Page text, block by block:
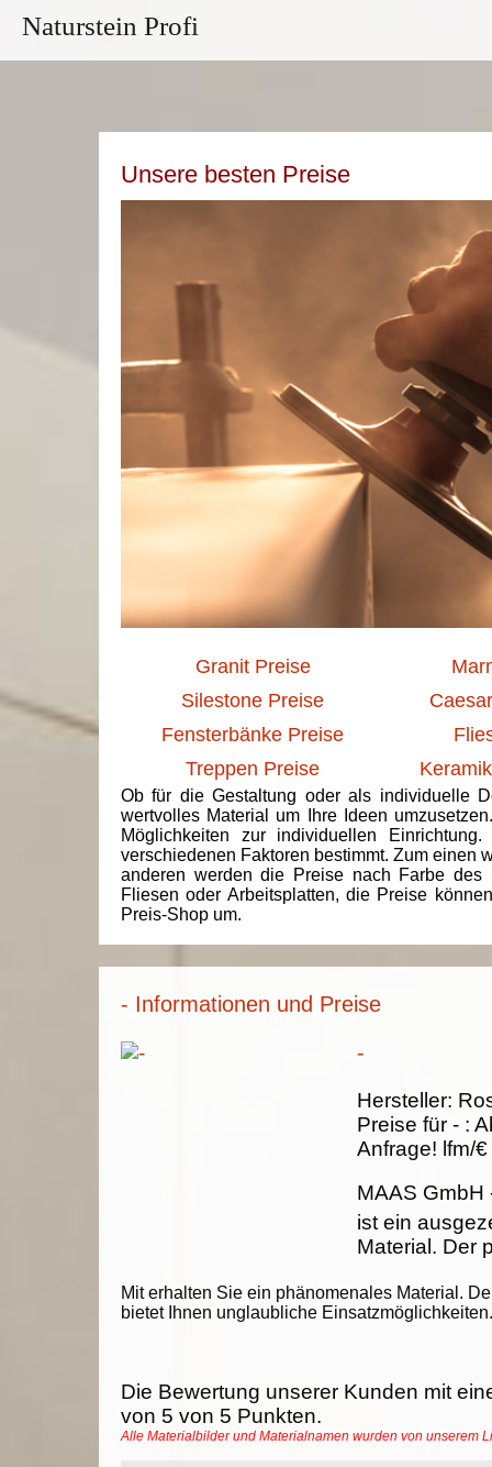
Naturstein Profi
Unsere besten Preise
Granit Preise
Silestone Preise
Fensterbänke Preise
Treppen Preise
Ob für die Gestaltung oder als individuelle
wertvolles Material um Ihre Ideen
Möglichkeiten zur individuellen
verschiedenen Faktoren bestimmt. Zum einen
anderen werden die Preise nach Farbe des
Fliesen oder Arbeitsplatten, die Preise
Preis-Shop um.
- Informationen und Preise
-
Mit erhalten Sie ein phänomenales Material.
bietet Ihnen unglaubliche Einsatzmöglichkeiten.
Hersteller:
Preise für - :
Anfrage! lfm/€
MAAS GmbH
ist ein
Material. Der
Die Bewertung unserer Kunden mit
von 5 von 5 Punkten.
Alle Materialbilder und Materialnamen wurden von unserem